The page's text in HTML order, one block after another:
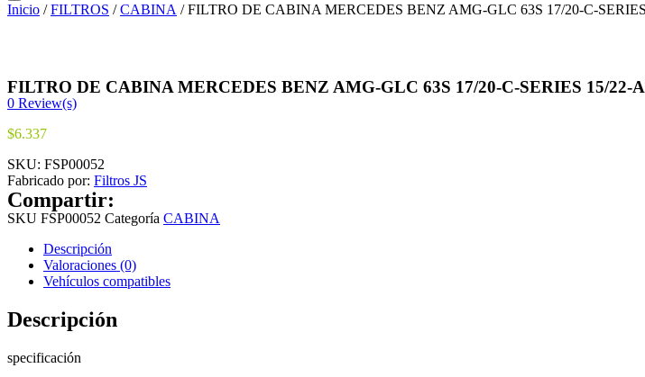
Inicio /FILTROS /CABINA / FILTRO DE CABINA MERCEDES BENZ AMG-GLC 63S 17/20-C-
FILTRO DE CABINA MERCEDES BENZ AMG-GLC 63S 17/20-C-SERIES 15/22-
0 Review(s)
$6.337
SKU: FSP00052
Fabricado por: Filtros JS
Compartir:
SKU FSP00052 Categoría CABINA
Descripción
Valoraciones (0)
Vehículos compatibles
Descripción
specificación